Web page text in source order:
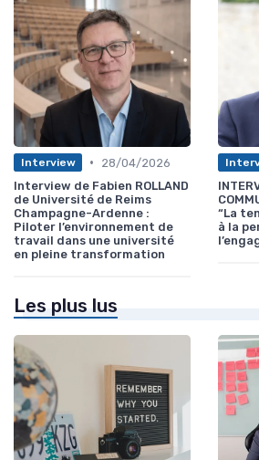
Interview •
28/04/2026
Interview de Fabien ROLLAND
de Université de Reims
Champagne-Ardenne :
Piloter l’environnement de
travail dans une université
en pleine transformation
“La
à la
Les plus lus